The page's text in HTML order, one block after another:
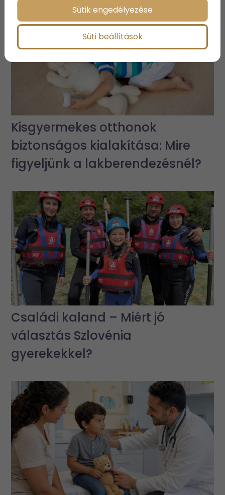
Kisgyermekes otthonok
biztonságos kialakítása: Mire
figyeljünk a lakberendezésnél?
Családi kaland – Miért jó
választás Szlovénia
gyerekekkel?
Sütik engedélyezése
Süti beállítások